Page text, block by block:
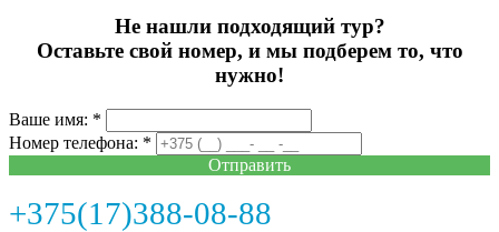
Не нашли подходящий тур?
Оставьте свой номер, и мы подберем то, что
нужно!
Ваше имя: *
Номер телефона: *
Отправить
+375(17)388-08-88